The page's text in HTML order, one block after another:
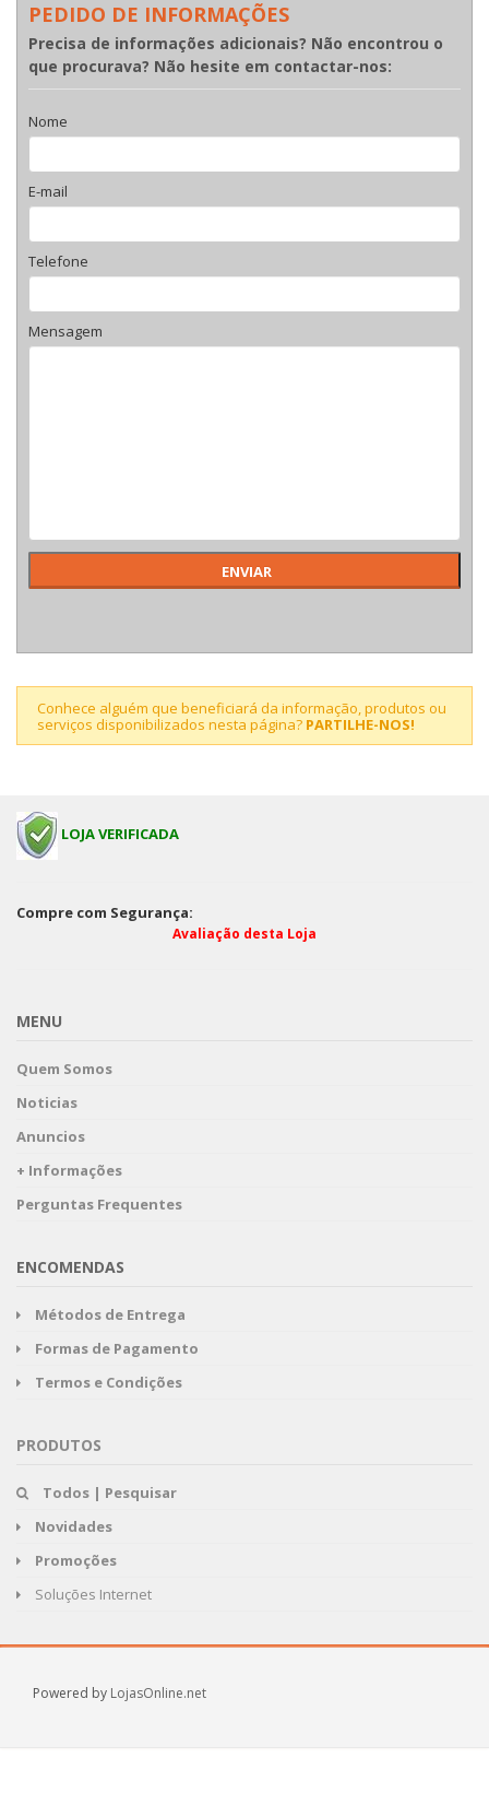
PEDIDO DE INFORMAÇÕES
Precisa de informações adicionais? Não encontrou o
que procurava? Não hesite em contactar-nos:
Nome
E-mail
Telefone
Mensagem
Conhece alguém que beneficiará da informação, produtos ou
serviços disponibilizados nesta página? PARTILHE-NOS!
LOJA VERIFICADA
Compre com Segurança:
Avaliação desta Loja
MENU
Quem Somos
Noticias
Anuncios
+ Informações
Perguntas Frequentes
ENCOMENDAS
Métodos de Entrega
Formas de Pagamento
Termos e Condições
PRODUTOS
Todos | Pesquisar
Novidades
Promoções
Soluções Internet
Powered by LojasOnline.net